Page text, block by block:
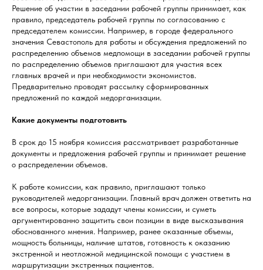
Решение об участии в заседании рабочей группы принимает, как
правило, председатель рабочей группы по согласованию с
председателем комиссии. Например, в городе федерального
значения Севастополь для работы и обсуждения предложений по
распределению объемов медпомощи в заседании рабочей группы
по распределению объемов приглашают для участия всех
главных врачей и при необходимости экономистов.
Предварительно проводят рассылку сформированных
предложений по каждой медорганизации.
Какие документы подготовить
В срок до 15 ноября комиссия рассматривает разработанные
документы и предложения рабочей группы и принимает решение
о распределении объемов.
К работе комиссии, как правило, приглашают только
руководителей медорганизации. Главный врач должен ответить на
все вопросы, которые зададут члены комиссии, и суметь
аргументированно защитить свои позиции в виде высказывания
обоснованного мнения. Например, ранее оказанные объемы,
мощность больницы, наличие штатов, готовность к оказанию
экстренной и неотложной медицинской помощи с участием в
маршрутизации экстренных пациентов.